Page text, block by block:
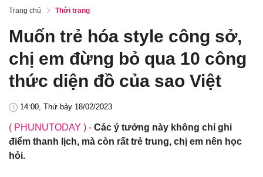
Trang chủ Thời trang
Muốn trẻ hóa style công sở,
chị em đừng bỏ qua 10 công
thức diện đồ của sao Việt
14:00, Thứ bảy 18/02/2023
( PHUNUTODAY ) - Các ý tưởng này không chỉ ghi
điểm thanh lịch, mà còn rất trẻ trung, chị em nên học
hỏi.